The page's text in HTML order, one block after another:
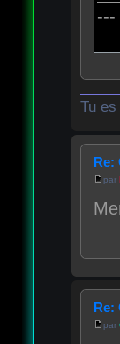
---
Tu
Re:
par
Re:
par